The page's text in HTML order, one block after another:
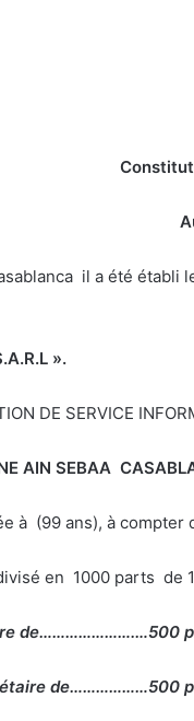
il a été établi
».
DE SERVICE
AIN SEBAA
à (99 ans), à
en 1000 parts
de………………….…500
de………………500